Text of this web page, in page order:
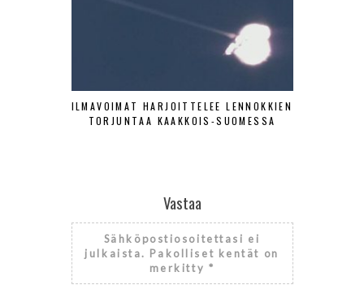
ILMAVOIMAT HARJOITTELEE LENNOKKIEN
TORJUNTAA KAAKKOIS-SUOMESSA
Vastaa
Sähköpostiosoitettasi ei
julkaista. Pakolliset kentät on
merkitty *